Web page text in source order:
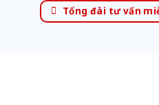
Tổng đài tư vấn